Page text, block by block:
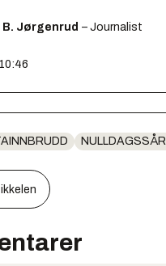
B. Jørgenrud – Journalist